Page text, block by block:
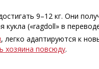
9–12 кг. Они
кукла («ragdoll» в
, легко адаптируются к
хозяина повсюду.